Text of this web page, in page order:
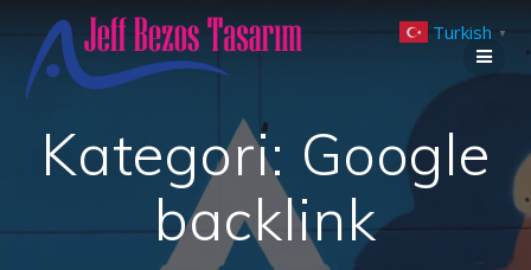
to
Kategori: Google
backlink
Turkish ▼